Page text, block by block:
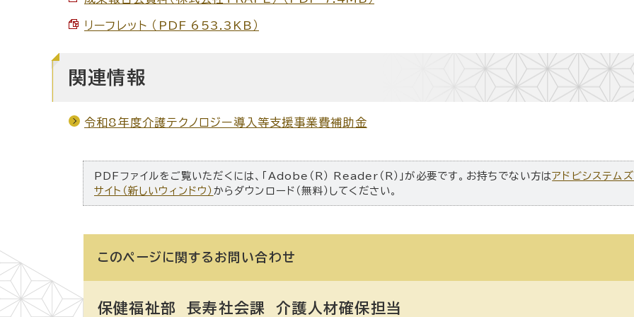
リーフレット （PDF 653.3KB）
関連情報
令和8年度介護テクノロジー導入等支援事業費補助金
PDFファイルをご覧いただくには、「Adobe（R） Reader（R）」が必要です。お持ちでない方はアドビシステム
サイト（新しいウィンドウ） からダウンロード（無料）してください。
このページに関する お問い合わせ
保健福祉部 長寿社会課 介護人材確保担当